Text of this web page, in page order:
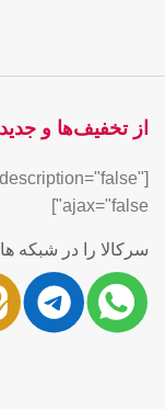
از تخفیف‌ها و
ajax="false"]
سرکالا را در شبکه